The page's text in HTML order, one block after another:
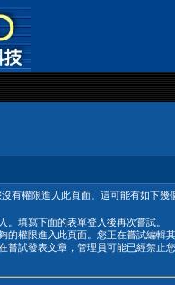
有權限進入此頁面。這可能有如下幾
。填寫下面的表單登入後再次嘗試。
的權限進入此頁面。您正在嘗試編輯
嘗試發表文章，管理員可能已經禁止